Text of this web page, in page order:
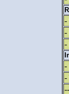
-
-
-
-
-